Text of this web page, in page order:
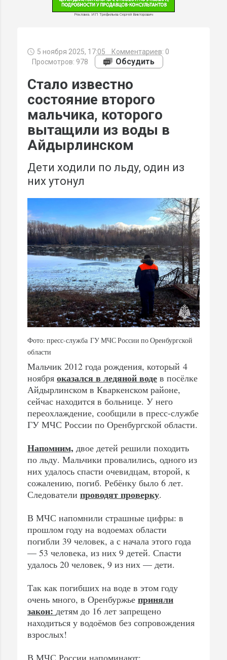
Реклама. ИП Трефильев Сергей Викторович
5 ноября 2025, 17:05 Комментариев: 0
Просмотров: 978
Обсудить
Стало известно
состояние второго
мальчика, которого
вытащили из воды в
Айдырлинском
Дети ходили по льду, один из
них утонул
Фото: пресс-служба ГУ МЧС России по Оренбургской
области
Мальчик 2012 года рождения, который 4
ноября оказался в ледяной воде в посёлке
Айдырлинском в Кваркенском районе,
сейчас находится в больнице. У него
переохлаждение, сообщили в пресс-службе
ГУ МЧС России по Оренбургской области.
Напомним, двое детей решили походить
по льду. Мальчики провалились, одного из
них удалось спасти очевидцам, второй, к
сожалению, погиб. Ребёнку было 6 лет.
Следователи проводят проверку.
В МЧС напомнили страшные цифры: в
прошлом году на водоемах области
погибли 39 человек, а с начала этого года
— 53 человека, из них 9 детей. Спасти
удалось 20 человек, 9 из них — дети.
Так как погибших на воде в этом году
очень много, в Оренбуржье приняли
закон: детям до 16 лет запрещено
находиться у водоёмов без сопровождения
взрослых!
В МЧС России напоминают: